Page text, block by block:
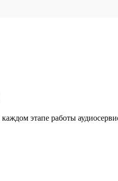
этапе работы